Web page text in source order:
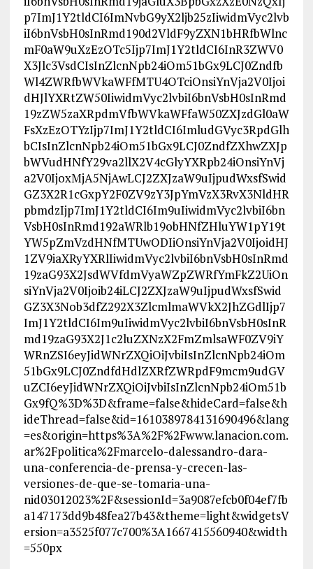
p7ImJ1Y2tldCI6ImNvbG9yX2ljb25zIiwidmVyc2lvb
iI6bnVsbH0sInRmd190d2VldF9yZXN1bHRfbWlnc
mF0aW9uXzEzOTc5Ijp7ImJ1Y2tldCI6InR3ZWV0
X3Jlc3VsdCIsInZlcnNpb24iOm51bGx9LCJ0Zndfb
Wl4ZWRfbWVkaWFfMTU4OTciOnsiYnVja2V0Ijoi
dHJlYXRtZW50IiwidmVyc2lvbiI6bnVsbH0sInRmd
19zZW5zaXRpdmVfbWVkaWFfaW50ZXJzdGl0aW
FsXzEzOTYzIjp7ImJ1Y2tldCI6ImludGVyc3RpdGlh
bCIsInZlcnNpb24iOm51bGx9LCJ0ZndfZXhwZXJp
bWVudHNfY29va2llX2V4cGlyYXRpb24iOnsiYnVj
a2V0IjoxMjA5NjAwLCJ2ZXJzaW9uIjpudWxsfSwid
GZ3X2R1cGxpY2F0ZV9zY3JpYmVzX3RvX3NldHR
pbmdzIjp7ImJ1Y2tldCI6Im9uIiwidmVyc2lvbiI6bn
VsbH0sInRmd192aWRlb19obHNfZHluYW1pY19t
YW5pZmVzdHNfMTUwODIiOnsiYnVja2V0IjoidHJ
1ZV9iaXRyYXRlIiwidmVyc2lvbiI6bnVsbH0sInRmd
19zaG93X2JsdWVfdmVyaWZpZWRfYmFkZ2UiOn
siYnVja2V0Ijoib24iLCJ2ZXJzaW9uIjpudWxsfSwid
GZ3X3Nob3dfZ292X3ZlcmlmaWVkX2JhZGdlIjp7
ImJ1Y2tldCI6Im9uIiwidmVyc2lvbiI6bnVsbH0sInR
md19zaG93X2J1c2luZXNzX2FmZmlsaWF0ZV9iY
WRnZSI6eyJidWNrZXQiOiJvbiIsInZlcnNpb24iOm
51bGx9LCJ0ZndfdHdlZXRfZWRpdF9mcm9udGV
uZCI6eyJidWNrZXQiOiJvbiIsInZlcnNpb24iOm51b
Gx9fQ%3D%3D&frame=false&hideCard=false&h
ideThread=false&id=1610389784131690496&lang
=es&origin=https%3A%2F%2Fwww.lanacion.com.
ar%2Fpolitica%2Fmarcelo-dalessandro-dara-
una-conferencia-de-prensa-y-crecen-las-
versiones-de-que-se-tomaria-una-
nid03012023%2F&sessionId=3a9087efcb0f04ef7fb
a147173dd9b48fea27b43&theme=light&widgetsV
ersion=a3525f077c700%3A1667415560940&width
=550px